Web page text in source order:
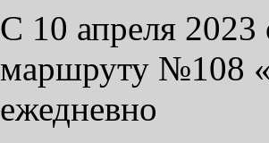
С 10 апреля 2023
маршруту №108
ежедневно